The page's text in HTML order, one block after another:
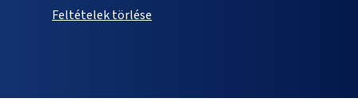
Feltételek törlése